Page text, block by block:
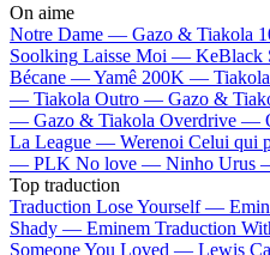
On aime
Notre Dame — Gazo & Tiakola
Soolking Laisse Moi — KeBlack
Bécane —Yamê 200K — Tiakola
— Tiakola Outro — Gazo &
— Gazo & Tiakola Overdrive —
La League — Werenoi Celui qui
— PLK No love — Ninho Urus
Top traduction
Traduction Lose Yourself —
Shady — Eminem Traduction
Someone You Loved — Lewis